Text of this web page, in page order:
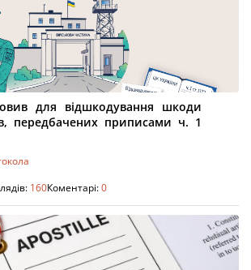
для відшкодування шкоди
передбачених приписами ч. 1
160Коментарі:0